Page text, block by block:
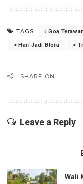
TAGS: Goa
Hari Jadi Blora
SHARE ON
Leave a Reply
Wali